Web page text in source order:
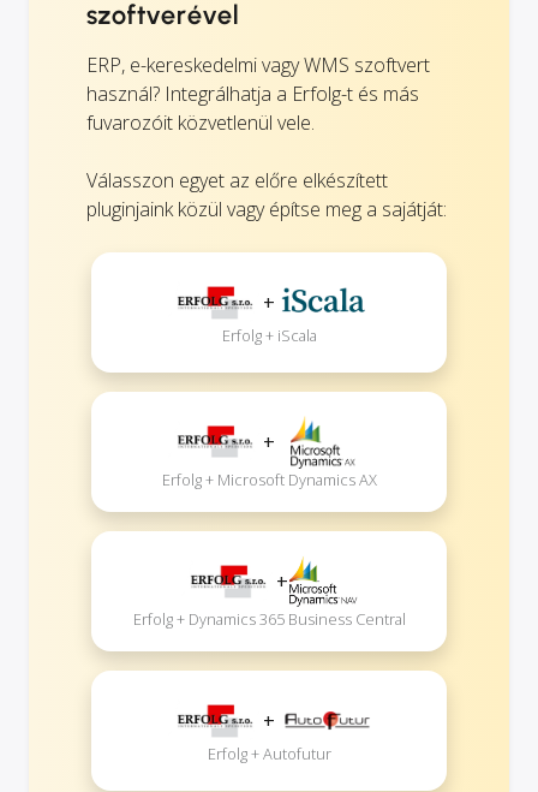
szoftverével
ERP, e-kereskedelmi vagy WMS szoftvert
használ? Integrálhatja a Erfolg-t és más
fuvarozóit közvetlenül vele.
Válasszon egyet az előre elkészített
pluginjaink közül vagy építse meg a sajátját:
+
Erfolg + iScala
+
Erfolg + Microsoft Dynamics AX
+
Erfolg + Dynamics 365 Business Central
+
Erfolg + Autofutur